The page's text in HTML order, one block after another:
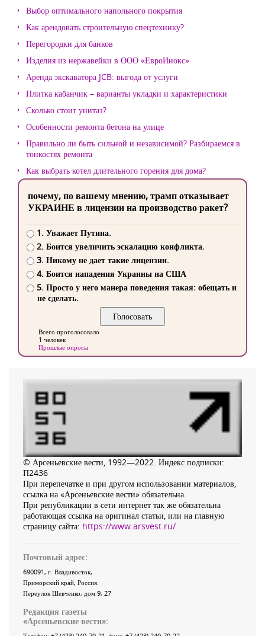
Выбор оптимального напольного покрытия
Как арендовать строительную спецтехнику?
Перегородки для банков
Изделия из нержавейки в ООО «ЕвроИнокс»
Аренда экскаватора JCB: выгода от услуги
Плитка кабанчик – варианты укладки и характеристики
Сколько стоит унитаз?
Особенности ремонта бетона на улице
Правильно ли быть сильной и независимой? Разбираемся в
тонкостях ремонта
Как выбрать котел длительного горения для дома?
почему, по вашему мнению, трамп отказывает
УКРАИНЕ в лицензии на производство ракет?
1. Уважает Путина.
2. Боится увеличить эскалацию конфликта.
3. Никому не дает такие лицензии.
4. Боится нападения Украины на США
5. Просто у него манера поведения такая: обещать и
не сделать.
Всего проголосовало
1 человек
Прошлые опросы
© Арсеньевские вести, 1992—2022. Индекс подписки:
П2436
При перепечатке и при другом использовании материалов,
ссылка на «Арсеньевские вести» обязательна.
При републикации в сети интернет так же обязательна
работающая ссылка на оригинал статьи, или на главную
страницу сайта: https://www.arsvest.ru/
Почтовый адрес:
690091, г. Владивосток,
Приморский край, Россия
Переулок Шевченко, дом 9, 27
Редакция газеты
«Арсеньевские вести»: